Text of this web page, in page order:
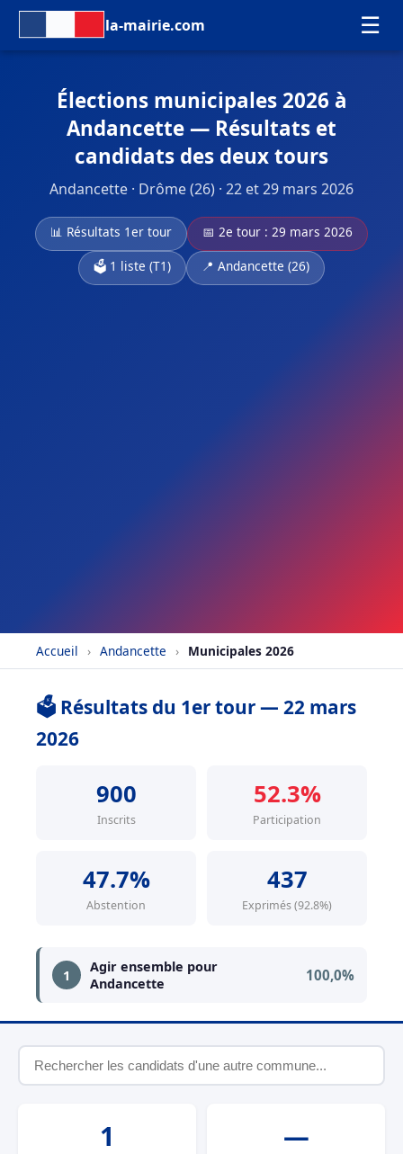
la-mairie.com ☰
Élections municipales 2026 à
Andancette — Résultats et
candidats des deux tours
Andancette · Drôme (26) · 22 et 29 mars 2026
📊 Résultats 1er tour
📅 2e tour : 29 mars 2026
🗳️ 1 liste (T1)
📍 Andancette (26)
Accueil › Andancette › Municipales 2026
🗳️ Résultats du 1er tour — 22 mars
2026
900
Inscrits
52.3%
Participation
47.7%
Abstention
437
Exprimés (92.8%)
1
Agir ensemble pour
Andancette
100,0%
1 —